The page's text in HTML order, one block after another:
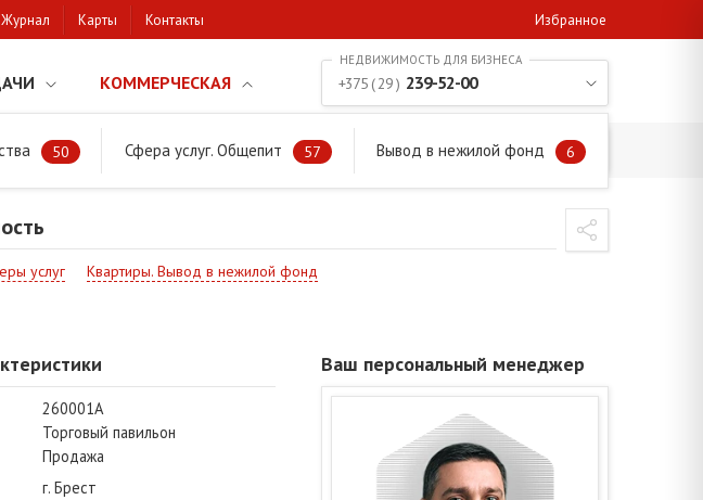
Журнал Карты Контакты Избранное
КОММЕРЧЕСКАЯ
50 Сфера услуг. Общепит 57 Вывод в нежилой фонд 6
+375 ( 29 ) 239-52-00
услуг
Квартиры. Вывод в нежилой фонд
260001A
Торговый павильон
Продажа
г. Брест
Ваш персональный менеджер